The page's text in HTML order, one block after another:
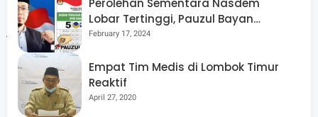
Namun hingga saat ini tidak ada laporan warga NTB yang
terdampak langsung konflik. Pemerintah terus
melakukan komunikasi berkala dan akan menyampaikan
perkembangan secara resmi,” katanya.
Perolehan Sementara Nasdem
Lobar Tertinggi, Pauzul Bayan
Berpeluang “Rebut” Kursi Dapil 3
February 17, 2024
Empat Tim Medis di Lombok Timur
Reaktif
April 27, 2020